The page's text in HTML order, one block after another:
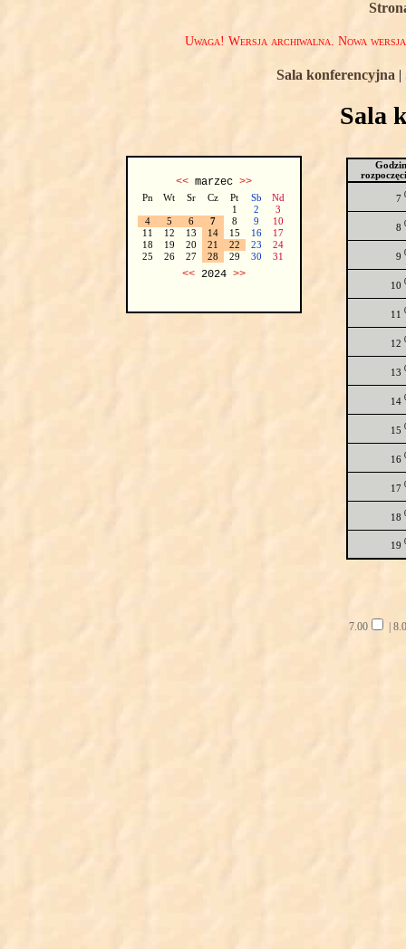
Uwaga! Wersja archiwalna. Nowa
Sala konferencyjna |
Sala
<<marzec >>
Pn Wt Sr Cz Pt Sb
Nd
1
2
3
4
5 6 7 8 9
10
11
12 13 14 15 16
17
18
19 20 21 22 23
24
25
26 27 28 29 30 31
<<2024 >>
7
8
9
10
11
12
13
14
15
16
17
18
19
7.00